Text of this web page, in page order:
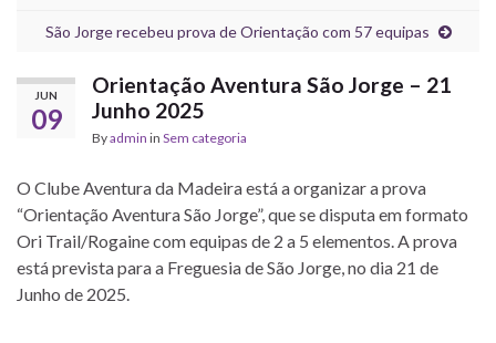
São Jorge recebeu prova de Orientação com 57 equipas
JUN
09
Orientação Aventura São Jorge – 21
Junho 2025
Byadmin in Sem categoria
O Clube Aventura da Madeira está a organizar a prova
“Orientação Aventura São Jorge”, que se disputa em formato
Ori Trail/Rogaine com equipas de 2 a 5 elementos. A prova
está prevista para a Freguesia de São Jorge, no dia 21 de
Junho de 2025.